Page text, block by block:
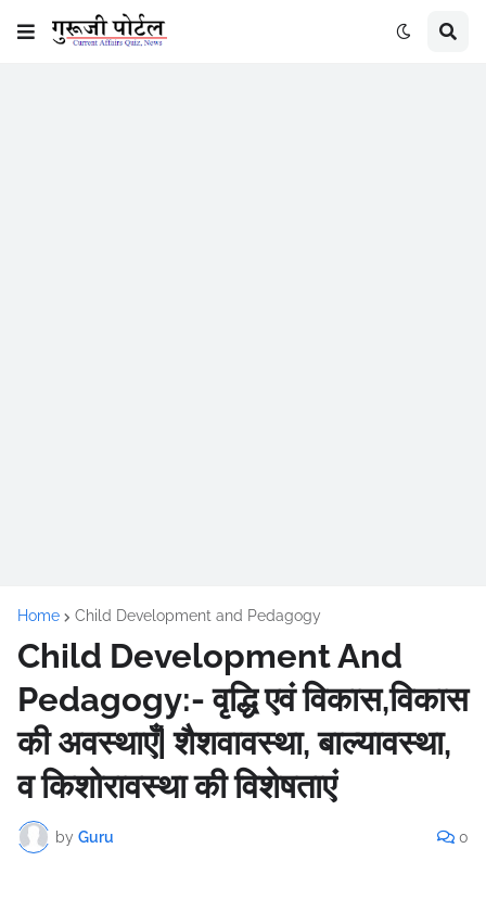
Home Child Development and Pedagogy
Child Development And
Pedagogy:- वृद्धि एवं विकास,विकास
की अवस्थाएँ| शैशवावस्था, बाल्यावस्था,
व किशोरावस्था की विशेषताएं
by Guru 0